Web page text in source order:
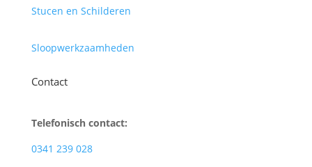
Stucen en Schilderen
Sloopwerkzaamheden
Contact
Telefonisch contact:
0341 239 028